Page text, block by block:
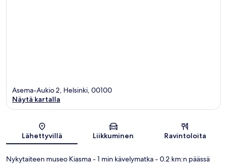
Kartta
Asema-Aukio 2, Helsinki, 00100
Näytä kartalla
Lähettyvillä Liikkuminen Ravintoloita
Nykytaiteen museo Kiasma- 1 min kävelymatka- 0.2 km:n päässä